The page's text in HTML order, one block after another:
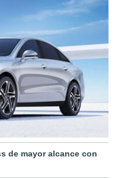
de mayor alcance con